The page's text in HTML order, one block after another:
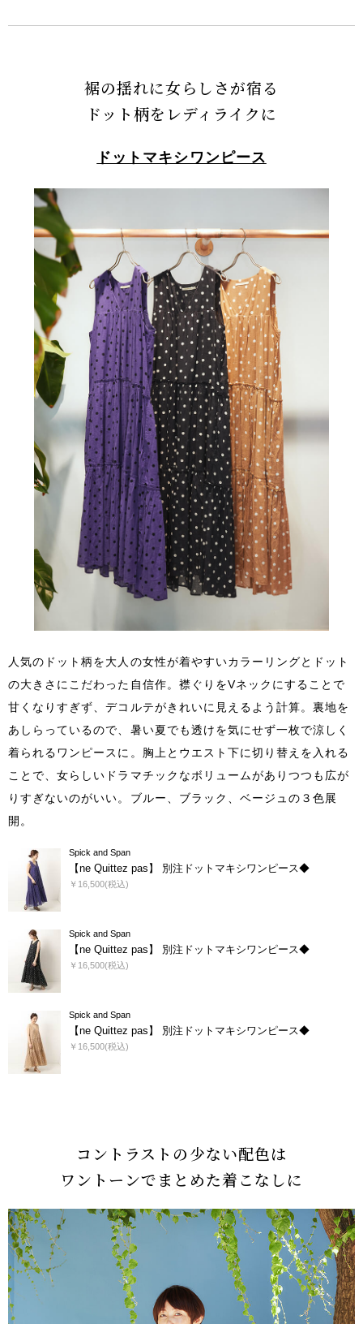
裾の揺れに女らしさが宿る
ドット柄をレディライクに
ドットマキシワンピース
人気のドット柄を大人の女性が着やすいカラーリングとドット
の大きさにこだわった自信作。襟ぐりをVネックにすることで
甘くなりすぎず、デコルテがきれいに見えるよう計算。裏地を
あしらっているので、暑い夏でも透けを気にせず一枚で涼しく
着られるワンピースに。胸上とウエスト下に切り替えを入れる
ことで、女らしいドラマチックなボリュームがありつつも広が
りすぎないのがいい。ブルー、ブラック、ベージュの３色展
開。
Spick and Span
【ne Quittez pas】 別注ドットマキシワンピース◆
￥16,500(税込)
Spick and Span
【ne Quittez pas】 別注ドットマキシワンピース◆
￥16,500(税込)
Spick and Span
【ne Quittez pas】 別注ドットマキシワンピース◆
￥16,500(税込)
コントラストの少ない配色は
ワントーンでまとめた着こなしに